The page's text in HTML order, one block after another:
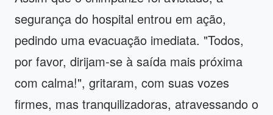
segurança do hospital entrou em ação,
pedindo uma evacuação imediata. "Todos,
por favor, dirijam-se à saída mais próxima
com calma!", gritaram, com suas vozes
firmes, mas tranquilizadoras, atravessando o